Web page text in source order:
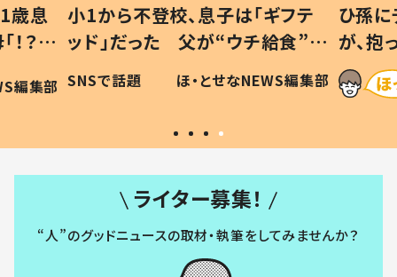
歳息
？」
編集部
小1から不登校、息子は「ギフテ
ッド」だった 父が“ウチ給食”を
作り続ける理由とは #令和の親
#令和の子
SNSで話題 ほ・とせなNEWS編集部
ひ孫
が、
「涙が
い」
ライター募集！
“人”のグッドニュースの取材・執筆をしてみませんか？